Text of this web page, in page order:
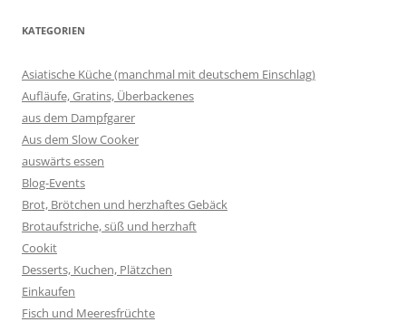
KATEGORIEN
Asiatische Küche (manchmal mit deutschem Einschlag)
Aufläufe, Gratins, Überbackenes
aus dem Dampfgarer
Aus dem Slow Cooker
auswärts essen
Blog-Events
Brot, Brötchen und herzhaftes Gebäck
Brotaufstriche, süß und herzhaft
Cookit
Desserts, Kuchen, Plätzchen
Einkaufen
Fisch und Meeresfrüchte